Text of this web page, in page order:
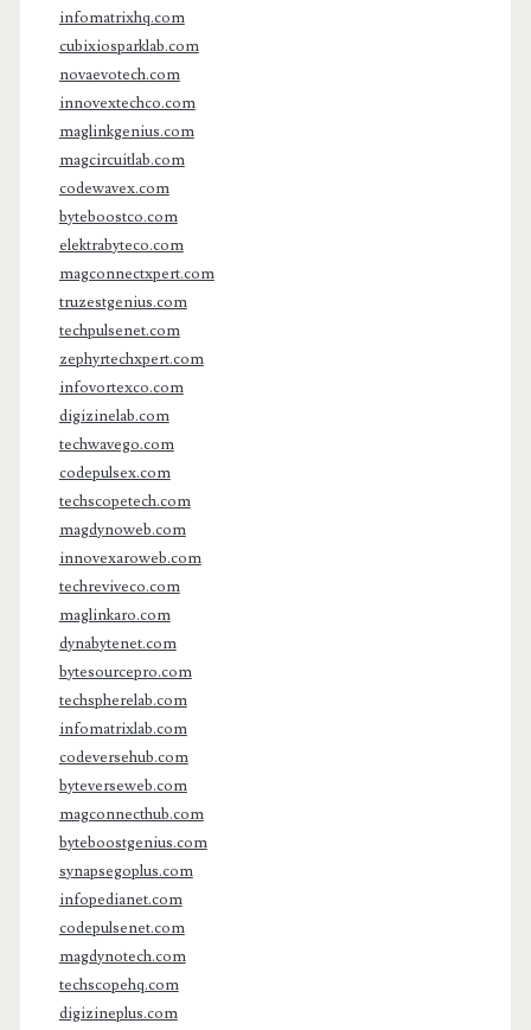
infomatrixhq.com
cubixiosparklab.com
novaevotech.com
innovextechco.com
maglinkgenius.com
magcircuitlab.com
codewavex.com
byteboostco.com
elektrabyteco.com
magconnectxpert.com
truzestgenius.com
techpulsenet.com
zephyrtechxpert.com
infovortexco.com
digizinelab.com
techwavego.com
codepulsex.com
techscopetech.com
magdynoweb.com
innovexaroweb.com
techreviveco.com
maglinkaro.com
dynabytenet.com
bytesourcepro.com
techspherelab.com
infomatrixlab.com
codeversehub.com
byteverseweb.com
magconnecthub.com
byteboostgenius.com
synapsegoplus.com
infopedianet.com
codepulsenet.com
magdynotech.com
techscopehq.com
digizineplus.com